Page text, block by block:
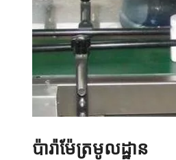
ប៉ារ៉ាម៉ែត្រមូលដ្ឋាន